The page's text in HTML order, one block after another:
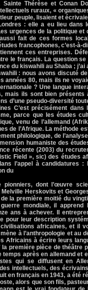
Thérèse et Conan
ruraux, «
peuple, lisaient et
: elle a eu lieu dans
urgences de la politique et
fait de ces formes
francophones, c’est-à-
ces entreprises.
le français. La question
du kiswahili au Shaba ;
: nous avons discuté
80, mais ils ne
? Une langue
mais ils sont bien présents
d’une pseudo-diversité
C’est précisément dans
parce que les études
venu de l’allemand
de l’Afrique. La méthode
philologique, de
humaniste des
récente (2003) du
Field », sic) des études
l’appel à candidatures :
du
dont l’œuvre
Herskovits et
la première moitié du
mondiale, il apprend
ans à achever. Il
pour leur description
africaines, et il
à l’anthropologie et au
Africains à écrire leurs
première pièce de théâtre
après en allemand et
qui se diffusent en
intellectuels, des
en français en 1943, a été
alors que son fils,